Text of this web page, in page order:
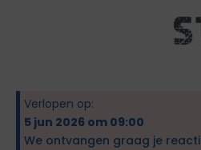
Verlopen op:
5 jun 2026 om 09:00
We ontvangen graag je